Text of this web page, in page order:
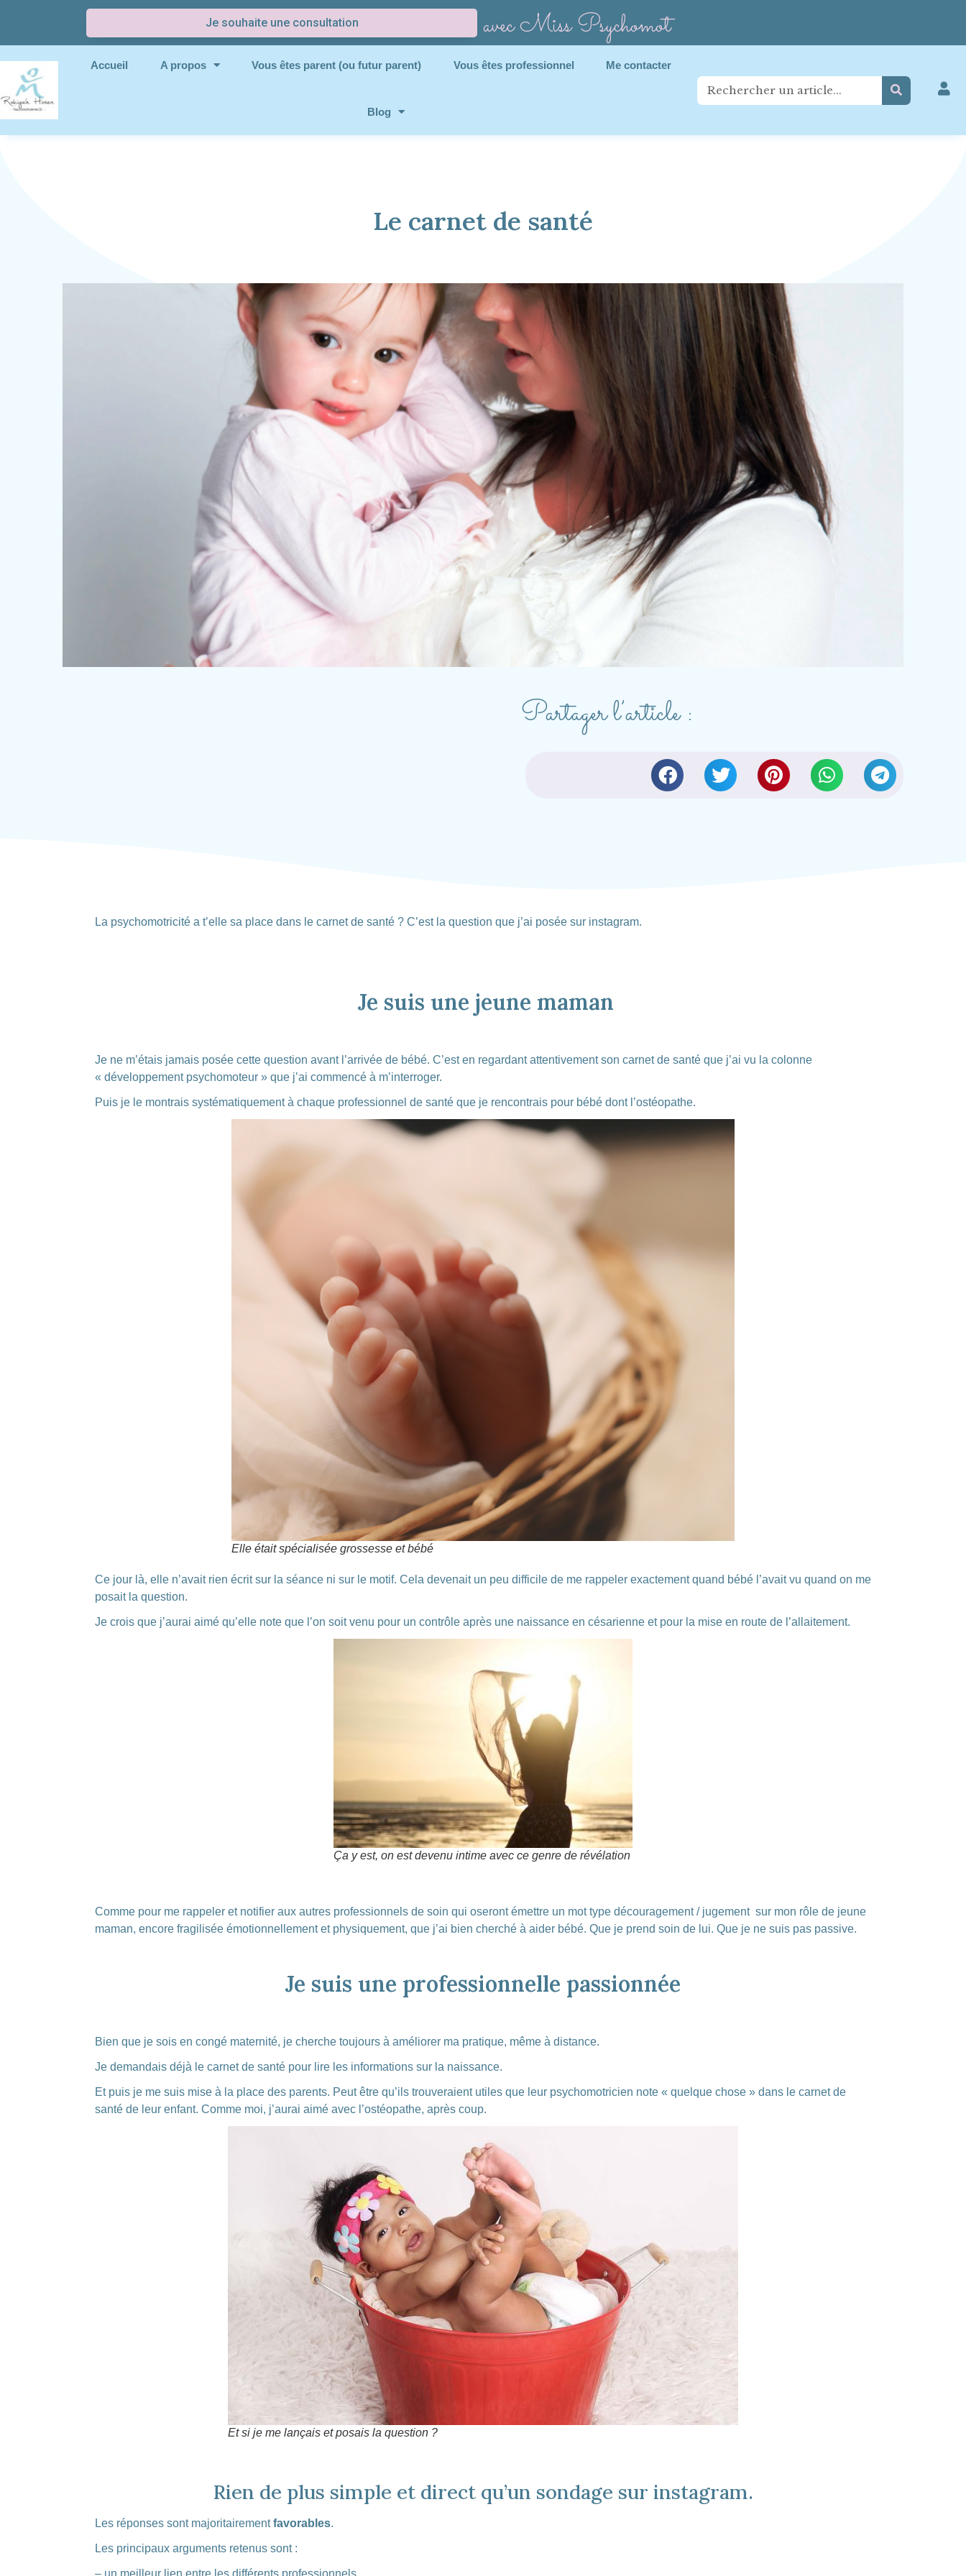
Je souhaite une consultation avec Miss Psychomot
Accueil A propos Vous êtes parent (ou futur parent) Vous êtes professionnel Me contacter
Blog
Le carnet de santé
Partager l’article :
La psychomotricité a t’elle sa place dans le carnet de santé ? C’est la question que j’ai posée sur instagram.
Je suis une jeune maman
Je ne m’étais jamais posée cette question avant l’arrivée de bébé. C’est en regardant attentivement son carnet de santé que j’ai vu la colonne
« développement psychomoteur » que j’ai commencé à m’interroger.
Puis je le montrais systématiquement à chaque professionnel de santé que je rencontrais pour bébé dont l’ostéopathe.
Elle était spécialisée grossesse et bébé
Ce jour là, elle n’avait rien écrit sur la séance ni sur le motif. Cela devenait un peu difficile de me rappeler exactement quand bébé l’avait vu quand on me
posait la question.
Je crois que j’aurai aimé qu’elle note que l’on soit venu pour un contrôle après une naissance en césarienne et pour la mise en route de l’allaitement.
Ça y est, on est devenu intime avec ce genre de révélation
Comme pour me rappeler et notifier aux autres professionnels de soin qui oseront émettre un mot type découragement / jugement sur mon rôle de jeune
maman, encore fragilisée émotionnellement et physiquement, que j’ai bien cherché à aider bébé. Que je prend soin de lui. Que je ne suis pas passive.
Je suis une professionnelle passionnée
Bien que je sois en congé maternité, je cherche toujours à améliorer ma pratique, même à distance.
Je demandais déjà le carnet de santé pour lire les informations sur la naissance.
Et puis je me suis mise à la place des parents. Peut être qu’ils trouveraient utiles que leur psychomotricien note « quelque chose » dans le carnet de
santé de leur enfant. Comme moi, j’aurai aimé avec l’ostéopathe, après coup.
Et si je me lançais et posais la question ?
Rien de plus simple et direct qu’un sondage sur instagram.
Les réponses sont majoritairementfavorables.
Les principaux arguments retenus sont :
– un meilleur lien entre les différents professionnels